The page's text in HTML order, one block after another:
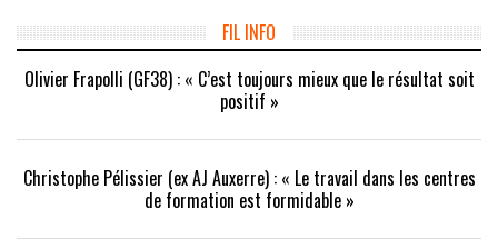
FIL INFO
Olivier Frapolli (GF38) : « C’est toujours mieux que le résultat soit
positif »
Christophe Pélissier (ex AJ Auxerre) : « Le travail dans les centres
de formation est formidable »